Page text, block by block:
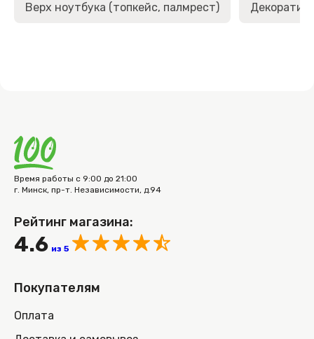
Верх ноутбука (топкейс, палмрест)
Время работы с 9:00 до 21:00
г. Минск, пр-т. Независимости, д.94
Рейтинг магазина:
4.6 из 5
Покупателям
Оплата